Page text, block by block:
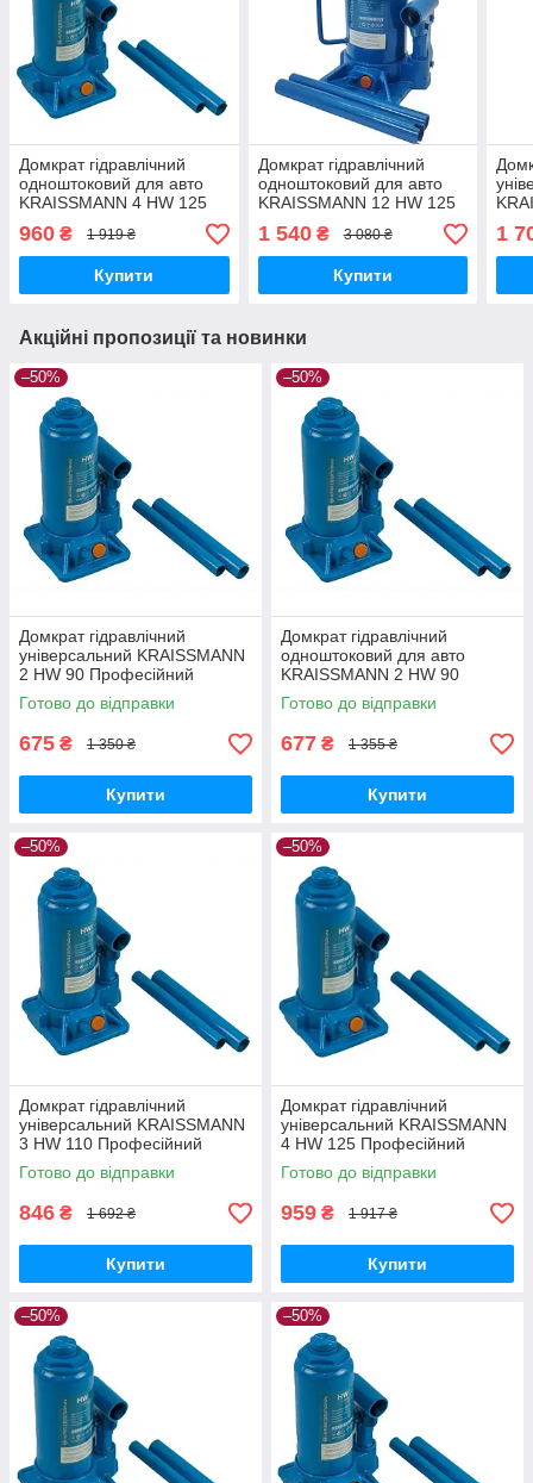
Домкрат гідравлічний
одноштоковий для авто
KRAISSMANN 4 HW 125
Автодомкрат Домкрати
гідравлічні 4 т
960 ₴ 1 919 ₴
Купити
Домкрат гідравлічний
одноштоковий для авто
KRAISSMANN 12 HW 125
Автодомкрат Домкрати
гідравлічні 12 т
1 540₴ 3 080 ₴
Купити
1
Акційні пропозиції та новинки
–50%
Домкрат гідравлічний
універсальний KRAISSMANN
2 HW 90 Професійний
пляшковий домкрат 2 т
Готово до відправки
675 ₴ 1 350 ₴
Купити
–50%
Домкрат гідравлічний
одноштоковий для авто
KRAISSMANN 2 HW 90
Автобудкрат Домкрати
гідравлічні 2 т
Готово до відправки
677 ₴ 1 355 ₴
Купити
–50%
Домкрат гідравлічний
універсальний KRAISSMANN
3 HW 110 Професійний
пляшковий домкрат 3т
Готово до відправки
846 ₴ 1 692 ₴
Купити
–50%
Домкрат гідравлічний
універсальний KRAISSMANN
4 HW 125 Професійний
пляшковий домкрат 4 т
Готово до відправки
959 ₴ 1 917 ₴
Купити
–50% –50%